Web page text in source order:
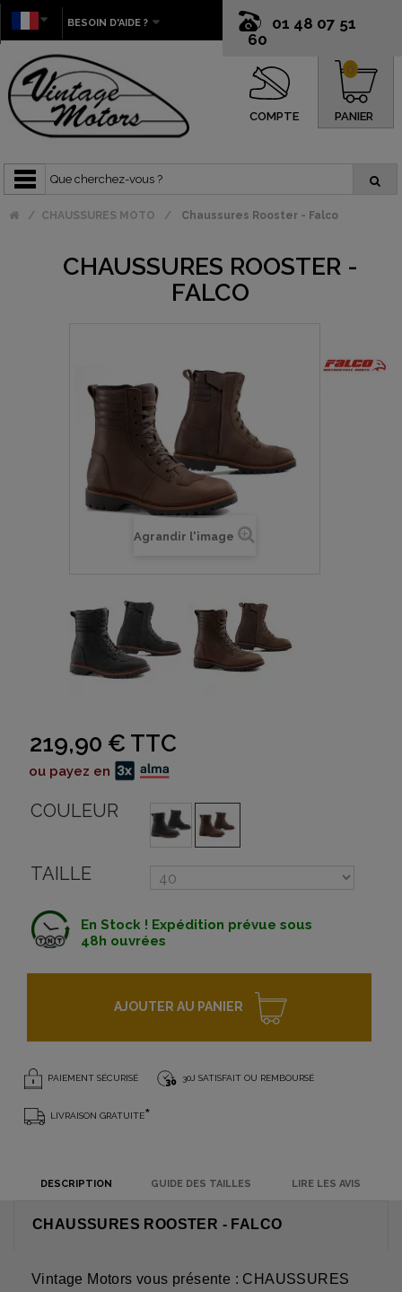
01 48 07 51
60
BESOIN D'AIDE ?
COMPTE PANIER
0
CHAUSSURES MOTO Chaussures Rooster - Falco
CHAUSSURES ROOSTER -
FALCO
Agrandir l'image
219,90 € TTC
ou payez en
COULEUR
TAILLE
En Stock ! Expédition prévue sous
48h ouvrées
AJOUTER AU PANIER
PAIEMENT SÉCURISÉ 30J SATISFAIT OU REMBOURSÉ
LIVRAISON GRATUITE*
DESCRIPTION GUIDE DES TAILLES LIRE LES AVIS
CHAUSSURES ROOSTER - FALCO
Vintage Motors vous présente : CHAUSSURES